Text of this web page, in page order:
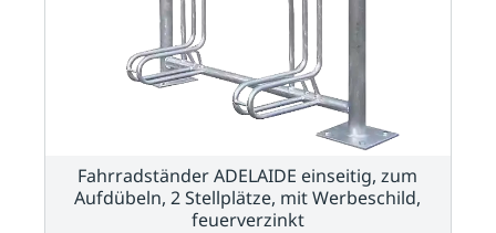
Fahrradständer ADELAIDE einseitig, zum
Aufdübeln, 2 Stellplätze, mit Werbeschild,
feuerverzinkt